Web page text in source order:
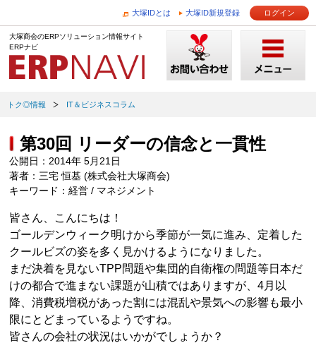
大塚IDとは 大塚ID新規登録 ログイン
大塚商会のERPソリューション情報サイト
ERPナビ
トク◎情報 IT＆ビジネスコラム
第30回 リーダーの信念と一貫性
公開日：2014年 5月21日
著者：三宅 恒基 (株式会社大塚商会)
キーワード：経営 / マネジメント
皆さん、こんにちは！
ゴールデンウィーク明けから季節が一気に進み、定着した
クールビズの姿を多く見かけるようになりました。
まだ決着を見ないTPP問題や集団的自衛権の問題等日本だ
けの都合で進まない課題が山積ではありますが、4月以
降、消費税増税があった割には混乱や景気への影響も最小
限にとどまっているようですね。
皆さんの会社の状況はいかがでしょうか？